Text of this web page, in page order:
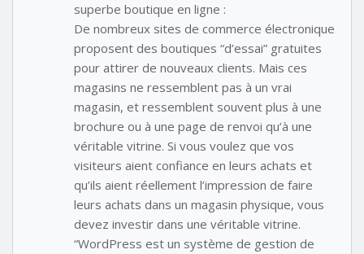
superbe boutique en ligne :
De nombreux sites de commerce électronique
proposent des boutiques “d’essai” gratuites
pour attirer de nouveaux clients. Mais ces
magasins ne ressemblent pas à un vrai
magasin, et ressemblent souvent plus à une
brochure ou à une page de renvoi qu’à une
véritable vitrine. Si vous voulez que vos
visiteurs aient confiance en leurs achats et
qu’ils aient réellement l’impression de faire
leurs achats dans un magasin physique, vous
devez investir dans une véritable vitrine.
“WordPress est un système de gestion de